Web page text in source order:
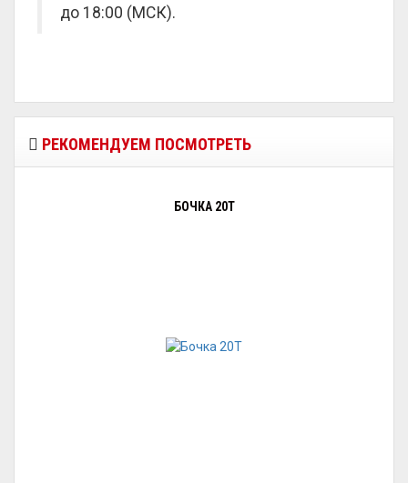
до 18:00 (МСК).
РЕКОМЕНДУЕМ ПОСМОТРЕТЬ
БОЧКА 20Т